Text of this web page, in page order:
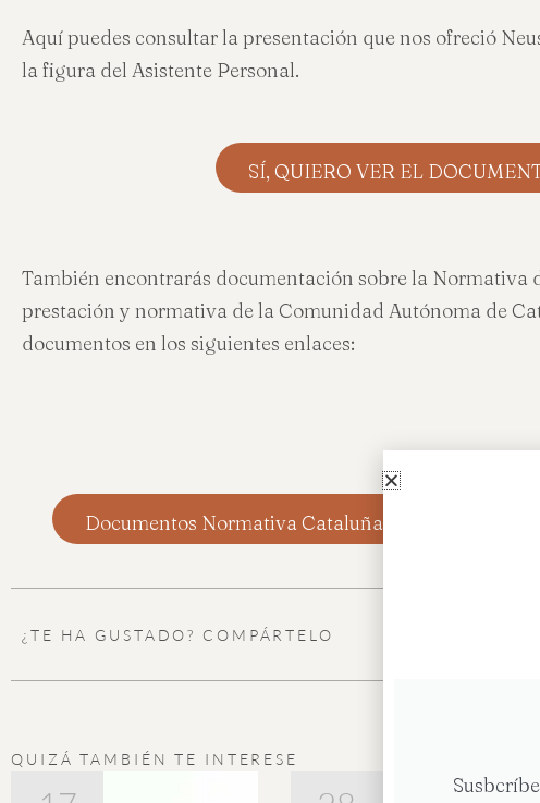
Aquí puedes consultar la presentación que nos ofreció
la figura del Asistente Personal.
SÍ, QUIERO VER EL
También encontrarás documentación sobre la Normativa
prestación y normativa de la Comunidad Autónoma de
documentos en los siguientes enlaces:
Documentos Normativa Cataluña
¿TE HA GUSTADO? COMPÁRTELO
QUIZÁ TAMBIÉN TE INTERESE
PáginaPágina
Página